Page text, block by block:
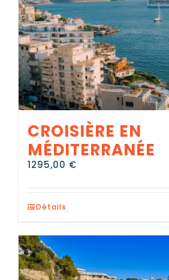
CROISIÈRE EN
MÉDITERRANÉE
1295,00 €
Détails